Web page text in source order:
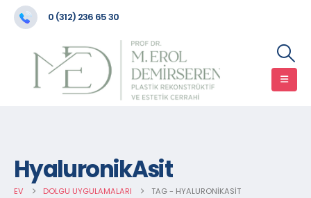
0 (312) 236 65 30
HyaluronikAsit
EV DOLGU UYGULAMALARI TAG - HYALURONIKASIT